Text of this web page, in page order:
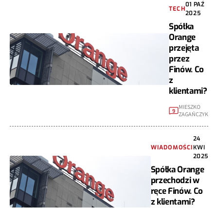
TECH
01 PAŹ
2025
Spółka
Orange
przejęta
przez
Finów. Co
z
klientami?
9
MIESZKO
ZAGAŃCZYK
WIADOMOŚCI
24
KWI
2025
Spółka Orange
przechodzi w
ręce Finów. Co
z klientami?